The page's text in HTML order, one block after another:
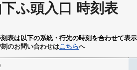
下ふ頭入口 時刻表
表は以下の系統・行先の時刻を合わせて表
のお問い合わせはこちらへ